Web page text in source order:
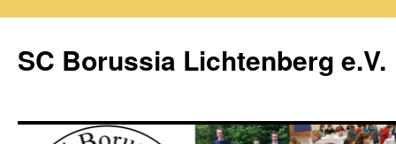
springen
SC Borussia Lichtenberg e.V.